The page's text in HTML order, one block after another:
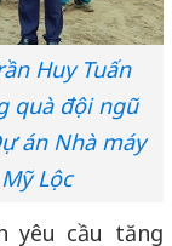
Huy Tuấn
quà đội ngũ
án Nhà máy
Lộc
yêu cầu tăng